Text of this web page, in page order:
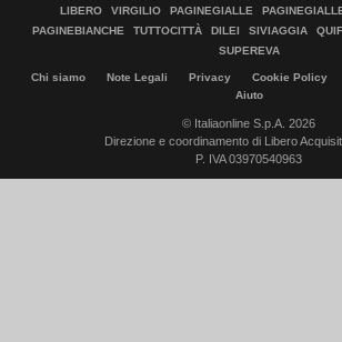
LIBERO VIRGILIO PAGINEGIALLE
PAGINEBIANCHE
TUTTOCITTÀ DILEI SIVIAGGIA
SUPEREVA
Chi siamo Note Legali Privacy Cookie Policy
Aiuto
© Italiaonline S.p.A. 2026
Direzione e coordinamento di Libero
P. IVA 03970540963